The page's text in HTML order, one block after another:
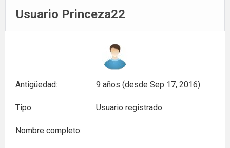
Usuario Princeza22
Antigüedad: 9 años (desde Sep 17, 2016)
Tipo: Usuario registrado
Nombre completo: